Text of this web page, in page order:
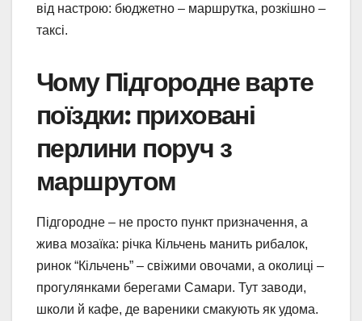
від настрою: бюджетно – маршрутка, розкішно –
таксі.
Чому Підгородне варте
поїздки: приховані
перлини поруч з
маршрутом
Підгородне – не просто пункт призначення, а
жива мозаїка: річка Кільчень манить рибалок,
ринок “Кільчень” – свіжими овочами, а околиці –
прогулянками берегами Самари. Тут заводи,
школи й кафе, де вареники смакують як удома.